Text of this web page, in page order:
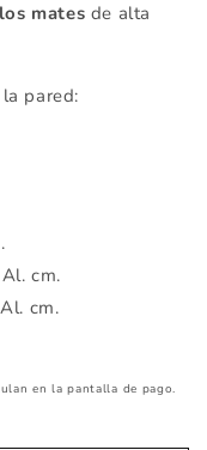
mates de alta
pared:
cm.
cm.
en la pantalla de pago.